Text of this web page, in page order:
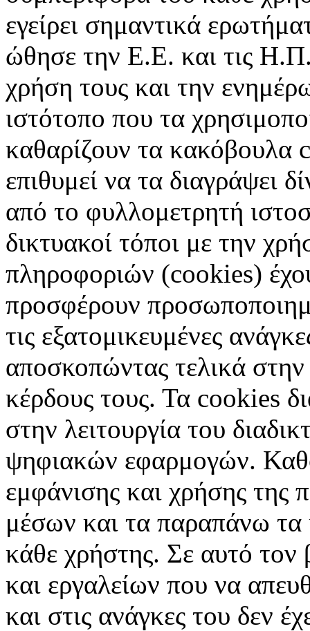
εγείρει σημαντικά
ώθησε την Ε.Ε. και τις
χρήση τους και την
ιστότοπο που τα
καθαρίζουν τα κακόβουλα
επιθυμεί να τα διαγράψει
από το φυλλομετρητή
δικτυακοί τόποι με την
πληροφοριών (cookies)
προσφέρουν
τις εξατομικευμένες
αποσκοπώντας τελικά
κέρδους τους. Τα cookies
στην λειτουργία του
ψηφιακών εφαρμογών.
εμφάνισης και χρήσης της
μέσων και τα παραπάνω τα
κάθε χρήστης. Σε αυτό
και εργαλείων που να
και στις ανάγκες του δεν